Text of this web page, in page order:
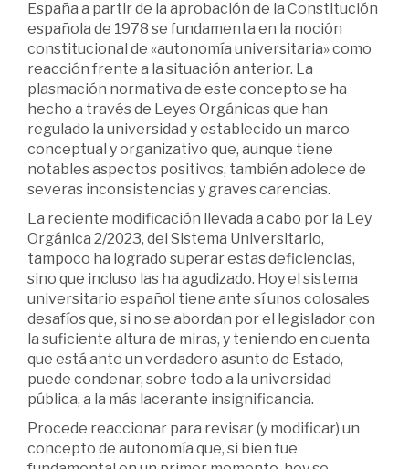
España a partir de la aprobación de la Constitución
española de 1978 se fundamenta en la noción
constitucional de «autonomía universitaria» como
reacción frente a la situación anterior. La
plasmación normativa de este concepto se ha
hecho a través de Leyes Orgánicas que han
regulado la universidad y establecido un marco
conceptual y organizativo que, aunque tiene
notables aspectos positivos, también adolece de
severas inconsistencias y graves carencias.
La reciente modificación llevada a cabo por la Ley
Orgánica 2/2023, del Sistema Universitario,
tampoco ha logrado superar estas deficiencias,
sino que incluso las ha agudizado. Hoy el sistema
universitario español tiene ante sí unos colosales
desafíos que, si no se abordan por el legislador con
la suficiente altura de miras, y teniendo en cuenta
que está ante un verdadero asunto de Estado,
puede condenar, sobre todo a la universidad
pública, a la más lacerante insignificancia.
Procede reaccionar para revisar (y modificar) un
concepto de autonomía que, si bien fue